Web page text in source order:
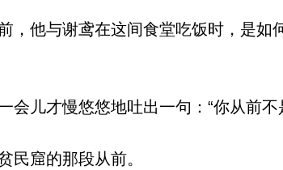
他与谢鸢在这间食堂吃饭时，是如
儿才慢悠悠地吐出一句：“你从前不
窟的那段从前。